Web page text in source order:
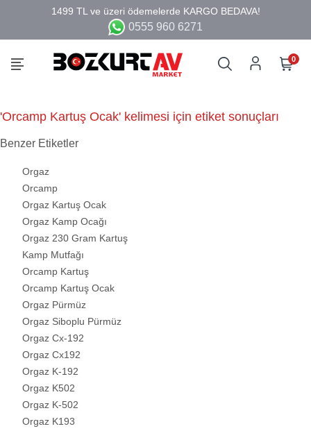
0555 960 6271
0
'Orcamp Kartuş Ocak' kelimesi için etiket sonuçları
Benzer Etiketler
Orgaz
Orcamp
Orgaz Kartuş Ocak
Orgaz Kamp Ocağı
Orgaz 230 Gram Kartuş
Kamp Mutfağı
Orcamp Kartuş
Orcamp Kartuş Ocak
Orgaz Pürmüz
Orgaz Siboplu Pürmüz
Orgaz Cx-192
Orgaz Cx192
Orgaz K-192
Orgaz K502
Orgaz K-502
Orgaz K193